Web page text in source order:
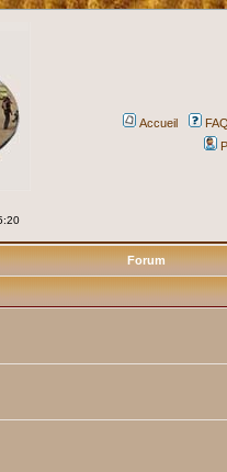
Accueil
Forum